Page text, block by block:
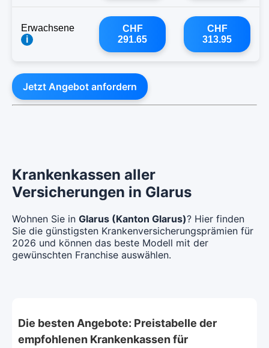
Erwachsene
i
CHF
291.65
CHF
313.95
Jetzt Angebot anfordern
Krankenkassen aller
Versicherungen in Glarus
Wohnen Sie in Glarus (Kanton Glarus)? Hier finden
Sie die günstigsten Krankenversicherungsprämien für
2026 und können das beste Modell mit der
gewünschten Franchise auswählen.
Die besten Angebote: Preistabelle der
empfohlenen Krankenkassen für